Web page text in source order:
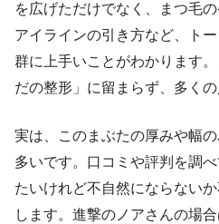
を広げただけでなく、まつ毛
アイラインの引き方など、ト
群に上手いことがわかります
だの整形」に留まらず、多く
実は、このまぶたの厚みや幅
多いです。口コミや評判を調
たいけれど不自然にならない
します。進撃のノアさんの場